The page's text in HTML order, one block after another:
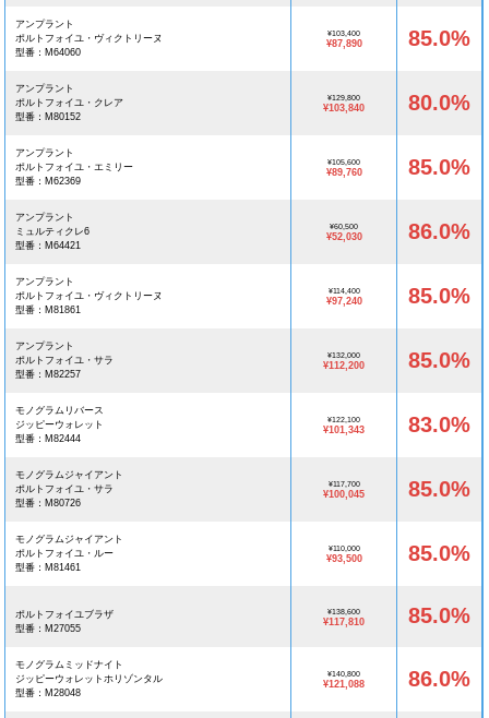
アンプラント
ポルトフォイユ・ヴィクトリーヌ
型番：M64060
¥103,400
¥87,890 85.0%
アンプラント
ポルトフォイユ・クレア
型番：M80152
¥129,800
¥103,840 80.0%
アンプラント
ポルトフォイユ・エミリー
型番：M62369
¥105,600
¥89,760 85.0%
アンプラント
ミュルティクレ6
型番：M64421
¥60,500
¥52,030 86.0%
アンプラント
ポルトフォイユ・ヴィクトリーヌ
型番：M81861
¥114,400
¥97,240 85.0%
アンプラント
ポルトフォイユ・サラ
型番：M82257
¥132,000
¥112,200 85.0%
モノグラムリバース
ジッピーウォレット
型番：M82444
¥122,100
¥101,343 83.0%
モノグラムジャイアント
ポルトフォイユ・サラ
型番：M80726
¥117,700
¥100,045 85.0%
モノグラムジャイアント
ポルトフォイユ・ルー
型番：M81461
¥110,000
¥93,500 85.0%
ポルトフォイユブラザ
型番：M27055
¥138,600
¥117,810 85.0%
モノグラムミッドナイト
ジッピーウォレットホリゾンタル
型番：M28048
¥140,800
¥121,088 86.0%